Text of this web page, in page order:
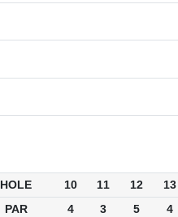
HOLE 10 11 12 13
PAR
4 3 5 4